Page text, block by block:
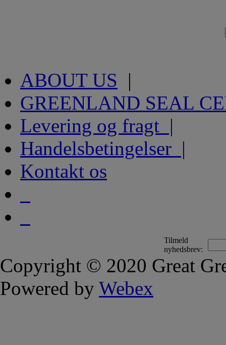
ABOUT US |
GREENLAND SEAL
Levering og fragt |
Handelsbetingelser |
Kontakt os
Tilmeld
nyhedsbrev:
Copyright © 2020 Great
Powered by Webex